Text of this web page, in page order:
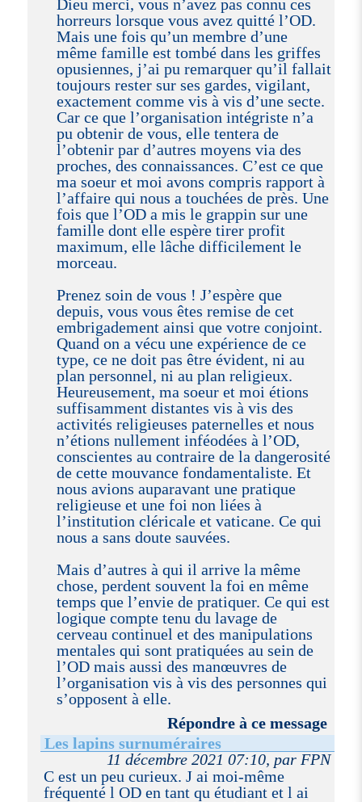
Dieu merci, vous n’avez pas connu ces
horreurs lorsque vous avez quitté l’OD.
Mais une fois qu’un membre d’une
même famille est tombé dans les griffes
opusiennes, j’ai pu remarquer qu’il fallait
toujours rester sur ses gardes, vigilant,
exactement comme vis à vis d’une secte.
Car ce que l’organisation intégriste n’a
pu obtenir de vous, elle tentera de
l’obtenir par d’autres moyens via des
proches, des connaissances. C’est ce que
ma soeur et moi avons compris rapport à
l’affaire qui nous a touchées de près. Une
fois que l’OD a mis le grappin sur une
famille dont elle espère tirer profit
maximum, elle lâche difficilement le
morceau.
Prenez soin de vous ! J’espère que
depuis, vous vous êtes remise de cet
embrigadement ainsi que votre conjoint.
Quand on a vécu une expérience de ce
type, ce ne doit pas être évident, ni au
plan personnel, ni au plan religieux.
Heureusement, ma soeur et moi étions
suffisamment distantes vis à vis des
activités religieuses paternelles et nous
n’étions nullement inféodées à l’OD,
conscientes au contraire de la dangerosité
de cette mouvance fondamentaliste. Et
nous avions auparavant une pratique
religieuse et une foi non liées à
l’institution cléricale et vaticane. Ce qui
nous a sans doute sauvées.
Mais d’autres à qui il arrive la même
chose, perdent souvent la foi en même
temps que l’envie de pratiquer. Ce qui est
logique compte tenu du lavage de
cerveau continuel et des manipulations
mentales qui sont pratiquées au sein de
l’OD mais aussi des manœuvres de
l’organisation vis à vis des personnes qui
s’opposent à elle.
Répondre à ce message
Les lapins surnuméraires
11 décembre 2021 07:10, par FPN
C est un peu curieux. J ai moi-même
fréquenté l OD en tant qu étudiant et l ai